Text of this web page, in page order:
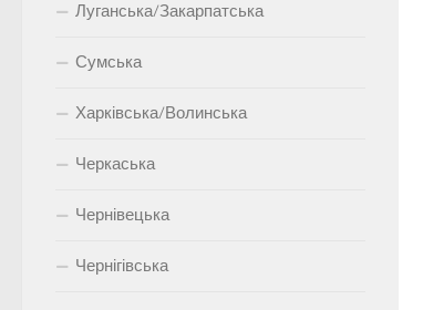
Луганська/Закарпатська
Сумська
Харківська/Волинська
Черкаська
Чернівецька
Чернігівська